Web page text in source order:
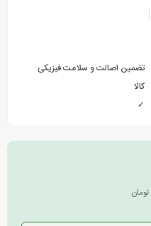
تضمین اصالت و سلامت فیزیکی
کالا
✓
تومان